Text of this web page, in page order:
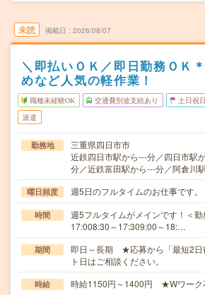
未読 掲載日 2026/08/07
＼即払いＯＫ／即日勤務ＯＫ
めなど人気の軽作業！
職種未経験OK 交通費別途支給あり 土日祝
派遣
勤務地
三重県四日市市
近鉄四日市駅から---分／四日市駅
分／近鉄富田駅から---分／阿倉川
曜日頻度 週5日のフルタイムのお仕事です。
時間
週5フルタイムがメインです！＜
17:008:30～17:309:00～18:…
期間
即日～長期 ★応募から「最短2日
ト日はご相談ください。
時給 時給1150円～1400円 ★Wワーク